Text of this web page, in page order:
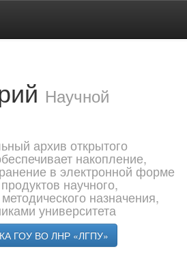
Научной
архив открытого
накопление,
в электронной форме
научного,
назначения,
университета
ГОУ ВО ЛНР «ЛГПУ»